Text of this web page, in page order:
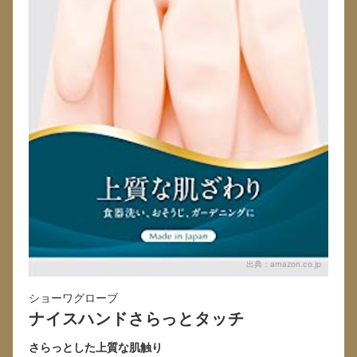
出典： amazon.co.jp
ショーワグローブ
ナイスハンドさらっとタッチ
さらっとした上質な肌触り